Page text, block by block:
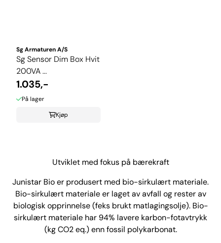
Sg Armaturen A/S
Sg Sensor Dim Box Hvit
200VA ...
1.035,-
På lager
Kjøp
Utviklet med fokus på bærekraft
Junistar Bio er produsert med bio-sirkulært materiale.
Bio-sirkulært materiale er laget av avfall og rester av
biologisk opprinnelse (feks brukt matlagingsolje). Bio-
sirkulært materiale har 94% lavere karbon-fotavtrykk
(kg CO2 eq.) enn fossil polykarbonat.